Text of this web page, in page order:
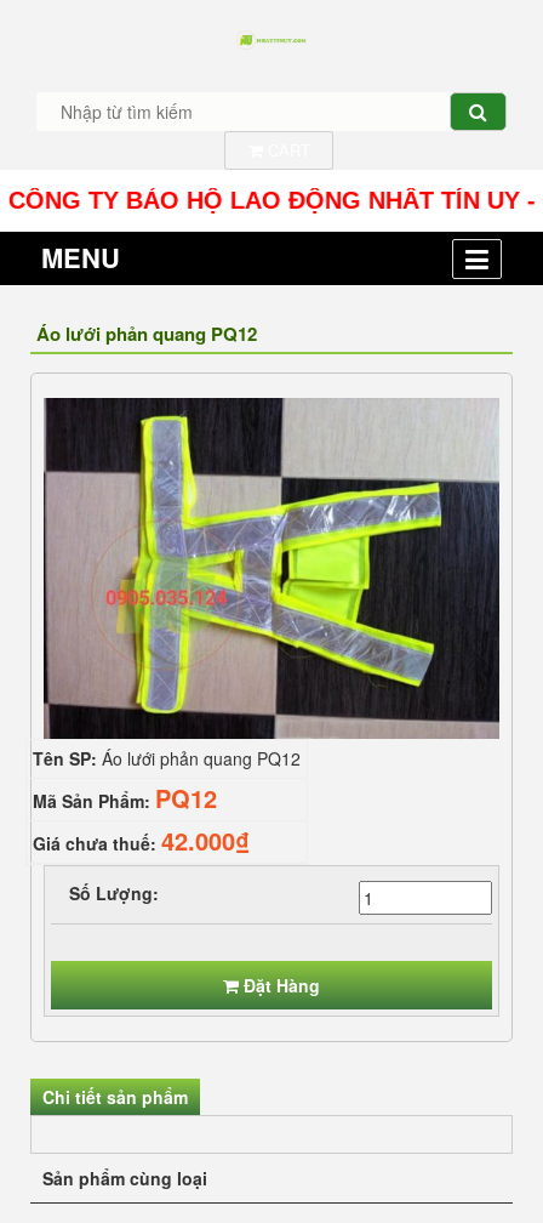
TY BẢO HỘ LAO ĐỘNG NHÂT TÍN UY -
MENU
Áo lưới phản quang PQ12
Tên SP: Áo lưới phản quang PQ12
Mã Sản Phẩm: PQ12
Giá chưa thuế: 42.000₫
Số Lượng:
Đặt Hàng
Chi tiết sản phẩm
Sản phẩm cùng loại